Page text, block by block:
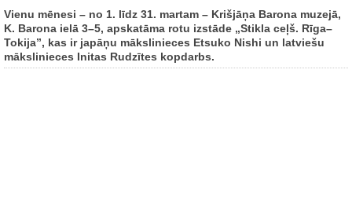
Vienu mēnesi – no 1. līdz 31. martam – Krišjāņa Barona muzejā,
K. Barona ielā 3–5, apskatāma rotu izstāde „Stikla ceļš. Rīga–
Tokija”, kas ir japāņu mākslinieces Etsuko Nishi un latviešu
mākslinieces Initas Rudzītes kopdarbs.